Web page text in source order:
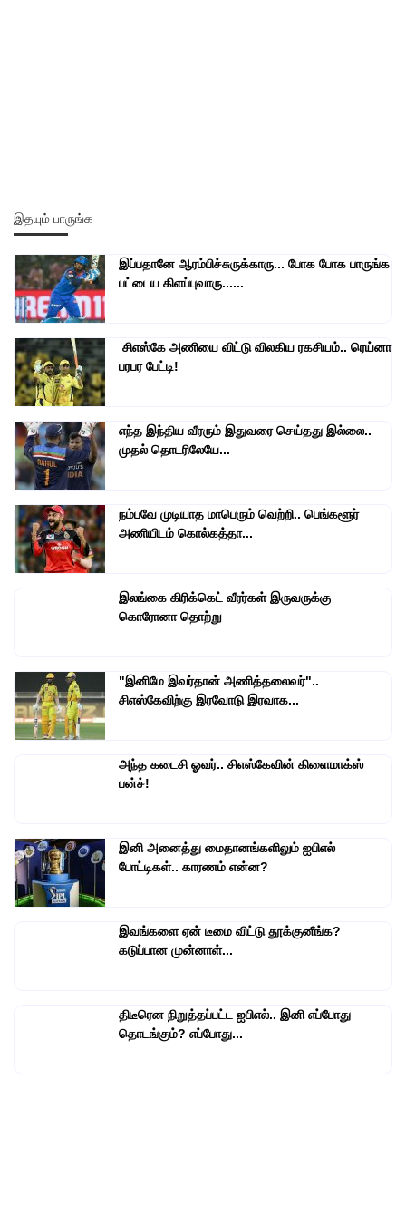
இதயும் பாருங்க
இப்பதானே ஆரம்பிச்சுருக்காரு... போக போக பாருங்க
பட்டைய கிளப்புவாரு......
சிஎஸ்கே அணியை விட்டு விலகிய ரகசியம்.. ரெய்னா
பரபர பேட்டி!
எந்த இந்திய வீரரும் இதுவரை செய்தது இல்லை..
முதல் தொடரிலேயே...
நம்பவே முடியாத மாபெரும் வெற்றி.. பெங்களூர்
அணியிடம் கொல்கத்தா...
இலங்கை கிரிக்கெட் வீரர்கள் இருவருக்கு
கொரோனா தொற்று
"இனிமே இவர்தான் அணித்தலைவர்"..
சிஎஸ்கேவிற்கு இரவோடு இரவாக...
அந்த கடைசி ஓவர்.. சிஎஸ்கேவின் கிளைமாக்ஸ்
பன்ச்!
இனி அனைத்து மைதானங்களிலும் ஐபிஎல்
போட்டிகள்.. காரணம் என்ன?
இவங்களை ஏன் டீமை விட்டு தூக்குனீங்க?
கடுப்பான முன்னாள்...
திடீரென நிறுத்தப்பட்ட ஐபிஎல்.. இனி எப்போது
தொடங்கும்? எப்போது...